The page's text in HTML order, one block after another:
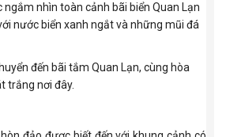
ngắm nhìn toàn cảnh bãi biển Quan Lạn
nước biển xanh ngắt và những mũi đá
đến bãi tắm Quan Lạn, cùng hòa
trắng nơi đây.